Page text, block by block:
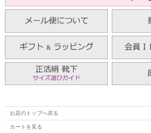
お店のトップへ戻る
カートを見る